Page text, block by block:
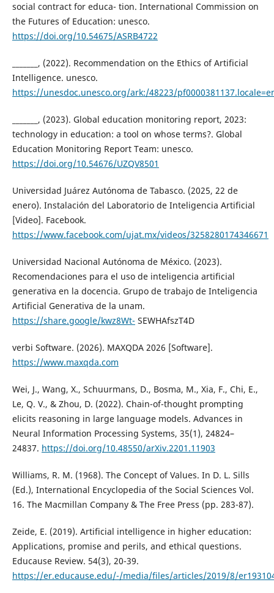
social contract for educa- tion. International Commission on
the Futures of Education: unesco.
https://doi.org/10.54675/ASRB4722
_______, (2022). Recommendation on the Ethics of Artificial
Intelligence. unesco.
https://unesdoc.unesco.org/ark:/48223/
_______, (2023). Global education monitoring report, 2023:
technology in education: a tool on whose terms?. Global
Education Monitoring Report Team: unesco.
https://doi.org/10.54676/UZQV8501
Universidad Juárez Autónoma de Tabasco. (2025, 22 de
enero). Instalación del Laboratorio de Inteligencia Artificial
[Video]. Facebook.
https://www.facebook.com/ujat.mx/videos/3258280174346671
Universidad Nacional Autónoma de México. (2023).
Recomendaciones para el uso de inteligencia artificial
generativa en la docencia. Grupo de trabajo de Inteligencia
Artificial Generativa de la unam.
https://share.google/kwz8Wt- SEWHAfszT4D
verbi Software. (2026). MAXQDA 2026 [Software].
https://www.maxqda.com
Wei, J., Wang, X., Schuurmans, D., Bosma, M., Xia, F., Chi, E.,
Le, Q. V., & Zhou, D. (2022). Chain-of-thought prompting
elicits reasoning in large language models. Advances in
Neural Information Processing Systems, 35(1), 24824–
24837. https://doi.org/10.48550/arXiv.2201.11903
Williams, R. M. (1968). The Concept of Values. In D. L. Sills
(Ed.), International Encyclopedia of the Social Sciences Vol.
16. The Macmillan Company & The Free Press (pp. 283-87).
Zeide, E. (2019). Artificial intelligence in higher education:
Applications, promise and perils, and ethical questions.
Educause Review. 54(3), 20-39.
https://er.educause.edu/-/media/files/articles/2019/8/